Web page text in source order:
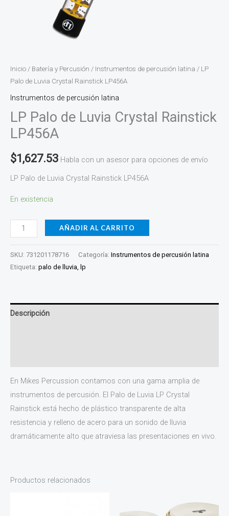
Inicio / Batería y Percusión / Instrumentos de percusión latina / LP
Palo de Luvia Crystal Rainstick LP456A
Instrumentos de percusión latina
LP Palo de Luvia Crystal Rainstick
LP456A
$1,627.53 Habla con un asesor para opciones de envío
LP Palo de Luvia Crystal Rainstick LP456A
En existencia
AÑADIR AL CARRITO
SKU: 731201178716 Categoría: Instrumentos de percusión latina
Etiqueta: palo de lluvia, lp
Descripción
En Mikes Percussion contamos con una gama amplia de
instrumentos de percusión. El Palo de Luvia LP Crystal
Rainstick está hecho de plástico transparente de alta
resistencia y relleno de acero para un sonido de lluvia
dramáticamente alto que atraviesa las presentaciones en vivo.
Productos relacionados